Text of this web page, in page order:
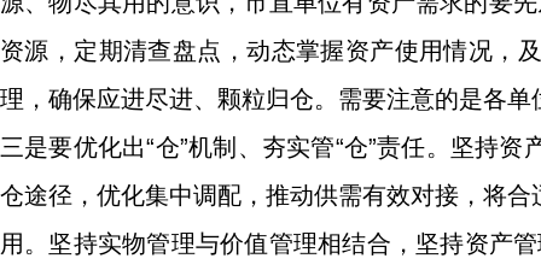
资源，定期清查盘点，动态掌握资产使用情况，
理，确保应进尽进、颗粒归仓。需要注意的是各
三是要优化出“仓”机制、夯实管“仓”责任。坚持
仓途径，优化集中调配，推动供需有效对接，将
用。坚持实物管理与价值管理相结合，坚持资产